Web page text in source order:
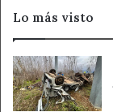
Lo más visto